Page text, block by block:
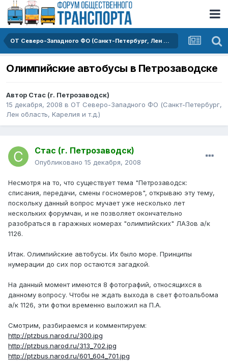
ОТ Северо-Западного ФО (Санкт-Петербург, Лен область, Kарелия и т.д.)
Олимпийские автобусы в Петрозаводске
Автор Стас (г. Петрозаводск)
15 декабря, 2008 в ОТ Северо-Западного ФО (Санкт-Петербург,
Лен область, Kарелия и т.д.)
Стас (г. Петрозаводск)
Опубликовано 15 декабря, 2008
Несмотря на то, что существует тема "Петрозаводск:
списания, передачи, смены госномеров", открываю эту тему,
поскольку данный вопрос мучает уже несколько лет
нескольких форумчан, и не позволяет окончательно
разобраться в гаражных номерах "олимпийских" ЛАЗов а/к
1126.
Итак. Олимпийские автобусы. Их было море. Принципы
нумерации до сих пор остаются загадкой.
На данный момент имеются 8 фотографий, относящихся в
данному вопросу. Чтобы не ждать выхода в свет фотоальбома
а/к 1126, эти фотки временно выложил на П.А.
Смотрим, разбираемся и комментируем:
http://ptzbus.narod.ru/300.jpg
http://ptzbus.narod.ru/313_702.jpg
http://ptzbus.narod.ru/601_604_701.jpg